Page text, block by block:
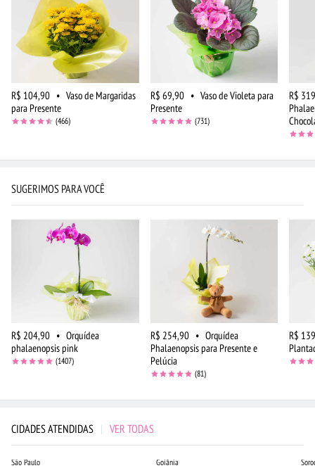
R$ 104,90 • Vaso de Margaridas
para Presente
(466)
R$ 69,90 • Vaso de Violeta para
Presente
(731)
R$
SUGERIMOS PARA VOCÊ
R$ 204,90 • Orquídea
phalaenopsis pink
(1407)
R$ 254,90 • Orquídea
Phalaenopsis para Presente e
Pelúcia
(81)
R$
CIDADES ATENDIDAS | VER TODAS
São Paulo
Goiânia